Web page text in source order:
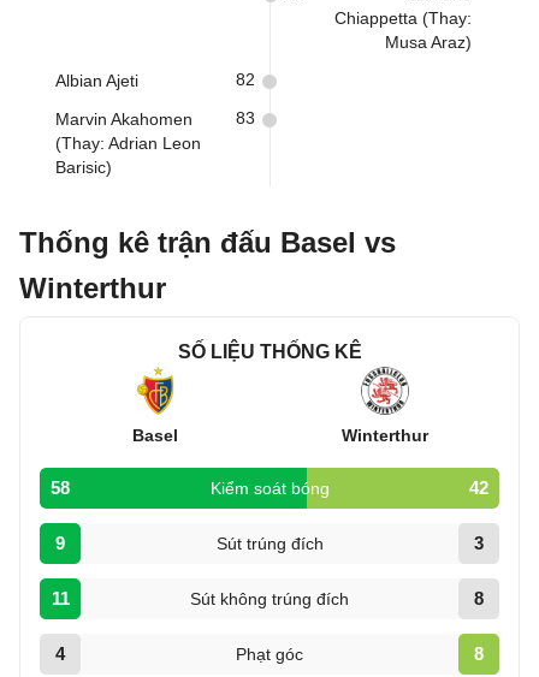
Chiappetta (Thay:
Musa Araz)
Albian Ajeti 82
Marvin Akahomen
(Thay: Adrian Leon
Barisic)
83
Thống kê trận đấu Basel vs
Winterthur
SỐ LIỆU THỐNG KÊ
Basel Winterthur
58 Kiểm soát bóng 42
9 Sút trúng đích 3
11 Sút không trúng đích 8
4 Phạt góc 8